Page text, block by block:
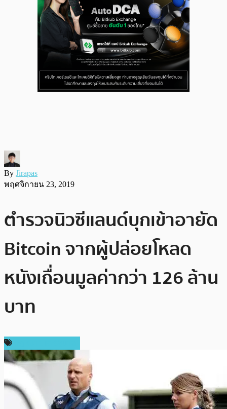
By Jirapas
พฤศจิกายน 23, 2019
ตำรวจนิวซีแลนด์บุกเข้าอายัด
Bitcoin จากผู้ปล่อยโหลด
หนังเถื่อนมูลค่ากว่า 126 ล้าน
บาท